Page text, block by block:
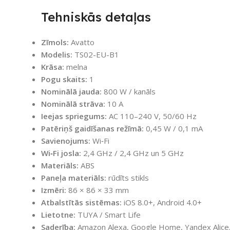
Tehniskās detaļas
Zīmols: Avatto
Modelis: TS02-EU-B1
Krāsa: melna
Pogu skaits: 1
Nominālā jauda: 800 W / kanāls
Nominālā strāva: 10 A
Ieejas spriegums: AC 110–240 V, 50/60 Hz
Patēriņš gaidīšanas režīmā: 0,45 W / 0,1 mA
Savienojums: Wi‑Fi
Wi‑Fi josla: 2,4 GHz / 2,4 GHz un 5 GHz
Materiāls: ABS
Paneļa materiāls: rūdīts stikls
Izmēri: 86 × 86 × 33 mm
Atbalstītās sistēmas: iOS 8.0+, Android 4.0+
Lietotne: TUYA / Smart Life
Saderība: Amazon Alexa, Google Home, Yandex